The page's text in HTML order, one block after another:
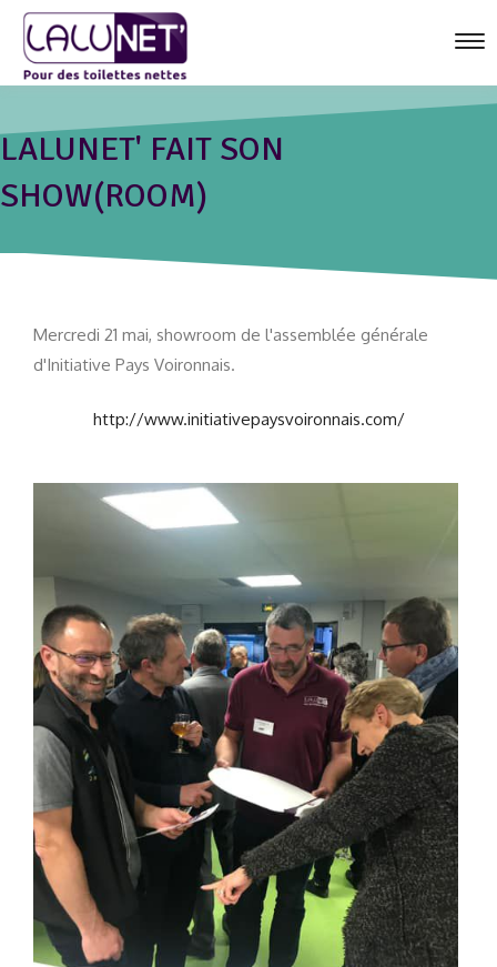
Boutique
Panier
LALUNET' FAIT SON
SHOW(ROOM)
Mercredi 21 mai, showroom de l'assemblée générale
d'Initiative Pays Voironnais.
http://www.initiativepaysvoironnais.com/